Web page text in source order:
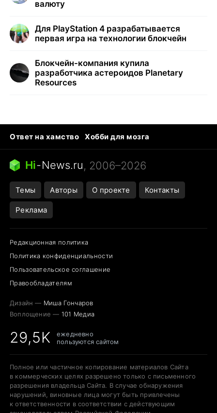
валюту
Для PlayStation 4 разрабатывается
первая игра на технологии блокчейн
Блокчейн-компания купила
разработчика астероидов Planetary
Resources
Ответ на хамство
Хобби для мозга
Бензин 100 и 95
Тунцы в океанариуме
Следующая пандемия
Hi-News.ru, 2006–2026
Темы Авторы О проекте Контакты
Реклама
Редакционная политика
Политика конфиденциальности
Пользовательское соглашение
Правообладателям
Дизайн — Миша Гончаров
Воплощение — 101 Медиа
29,5K
ежедневно
пользуются сайтом
Полное или частичное копирование материалов Сайта
в коммерческих целях разрешено только с письменного
разрешения владельца Сайта. В случае обнаружения
нарушений, виновные лица могут быть привлечены
к ответственности в соответствии с действующим